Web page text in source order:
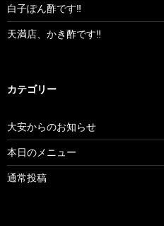
白子ぽん酢です‼︎
天満店、かき酢です‼︎
カテゴリー
大安からのお知らせ
本日のメニュー
通常投稿